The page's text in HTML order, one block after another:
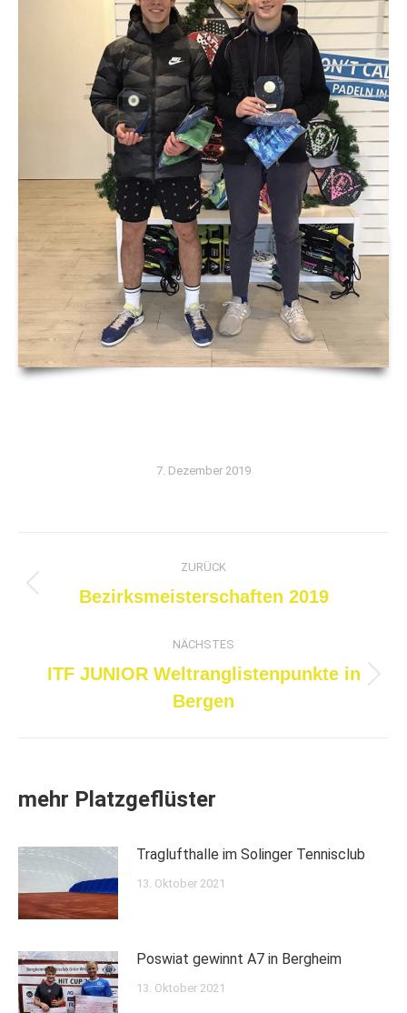
7. Dezember 2019
ZURÜCK
Vorheriger
Bezirksmeisterschaften 2019
NÄCHSTES
Nächster
Beitrag:
ITF JUNIOR Weltranglistenpunkte in
Bergen
mehr Platzgeflüster
Traglufthalle im Solinger Tennisclub
13. Oktober 2021
Poswiat gewinnt A7 in Bergheim
13. Oktober 2021